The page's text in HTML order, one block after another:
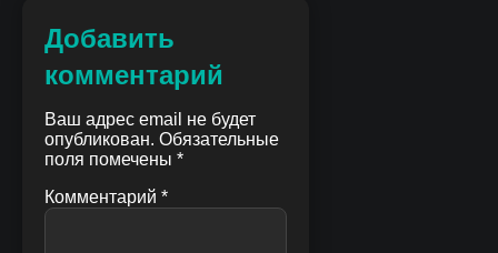
Добавить
комментарий
Ваш адрес email не будет
опубликован. Обязательные
поля помечены *
Комментарий *